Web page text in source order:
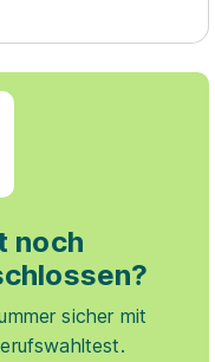
noch
sicher mit